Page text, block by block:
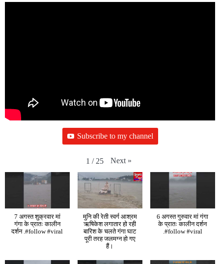
Subscribe to my channel
1 / 25 Next »
7 अगस्त शुक्रवार मां
गंगा के प्रातः कालीन
दर्शन .#follow #viral
मुनि की रेती स्वर्ग आश्रम
ऋषिकेश लगातार हो रही
बारिश के चलते गंगा घाट
पूरी तरह जलमग्न हो गए
हैं।
6 अगस्त गुरुवार मां गंगा
के प्रातः कालीन दर्शन
.#follow #viral